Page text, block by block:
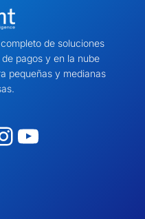
de soluciones
pagos y en la nube
pequeñas y medianas
YouTube